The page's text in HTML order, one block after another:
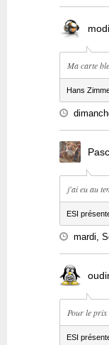
Ma carte
Hans
j'ai eu au
ESI
mardi,
Pour le prix
ESI